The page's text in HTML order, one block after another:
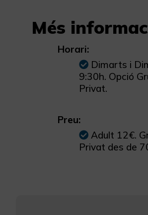
Més
Horari:
Dimarts i
9:30h. Opció
Privat.
Preu:
Adult 12€.
Privat des de